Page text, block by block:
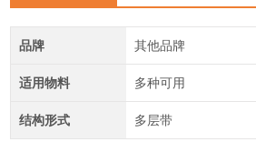
品牌 其他品牌
适用物料 多种可用
结构形式 多层带